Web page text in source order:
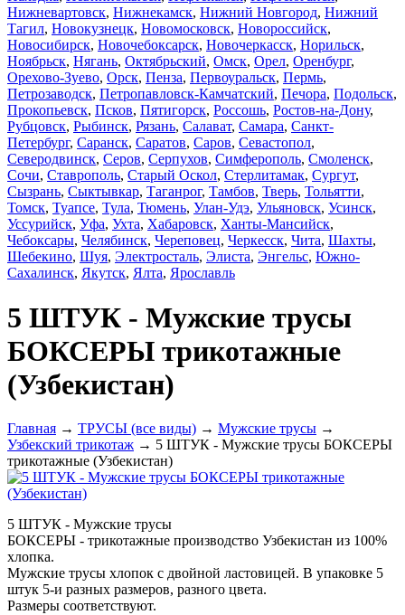
Нижневартовск, Нижнекамск, Нижний Новгород, Нижний
Тагил, Новокузнецк, Новомосковск, Новороссийск,
Новосибирск, Новочебоксарск, Новочеркасск, Норильск,
Ноябрьск, Нягань, Октябрьский, Омск, Орел, Оренбург,
Орехово-Зуево, Орск, Пенза, Первоуральск, Пермь,
Петрозаводск, Петропавловск-Камчатский, Печора, Подольск,
Прокопьевск, Псков, Пятигорск, Россошь, Ростов-на-Дону,
Рубцовск, Рыбинск, Рязань, Салават, Самара, Санкт-
Петербург, Саранск, Саратов, Саров, Севастопол,
Северодвинск, Серов, Серпухов, Симферополь, Смоленск,
Сочи, Ставрополь, Старый Оскол, Стерлитамак, Сургут,
Сызрань, Сыктывкар, Таганрог, Тамбов, Тверь, Тольятти,
Томск, Туапсе, Тула, Тюмень, Улан-Удэ, Ульяновск, Усинск,
Уссурийск, Уфа, Ухта, Хабаровск, Ханты-Мансийск,
Чебоксары, Челябинск, Череповец, Черкесск, Чита, Шахты,
Шебекино, Шуя, Электросталь, Элиста, Энгельс, Южно-
Сахалинск, Якутск, Ялта, Ярославль
5 ШТУК - Мужские трусы
БОКСЕРЫ трикотажные
(Узбекистан)
Главная → ТРУСЫ (все виды) → Мужские трусы →
Узбекский трикотаж → 5 ШТУК - Мужские трусы БОКСЕРЫ
трикотажные (Узбекистан)
5 ШТУК - Мужские трусы
БОКСЕРЫ - трикотажные производство Узбекистан из 100%
хлопка.
Мужские трусы хлопок с двойной ластовицей. В упаковке 5
штук 5-и разных размеров, разного цвета.
Размеры соответствуют.